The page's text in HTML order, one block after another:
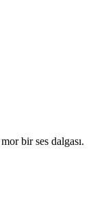
bir ses dalgası.